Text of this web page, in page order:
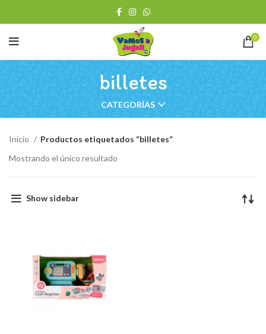
0
billetes
CATEGORÍAS
Inicio
Productos etiquetados “billetes”
Mostrando el único resultado
Show sidebar